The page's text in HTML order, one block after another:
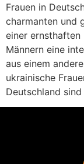
Frauen in
charmanten und
einer ernsthaften
Männern eine
aus einem
ukrainische
Deutschland